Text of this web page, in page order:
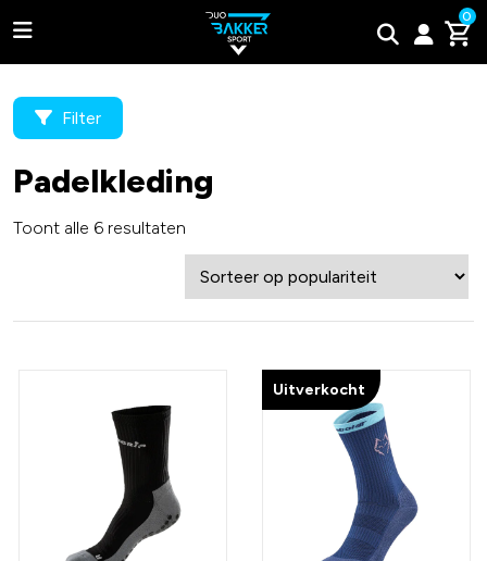
0
Adidas
Wilson
Filter
Padelkleding
Toont alle 6 resultaten
Uitverkocht